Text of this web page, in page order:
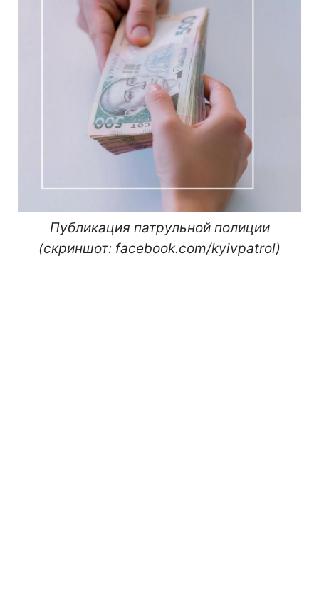
Публикация патрульной полиции
(скриншот: facebook.com/kyivpatrol)